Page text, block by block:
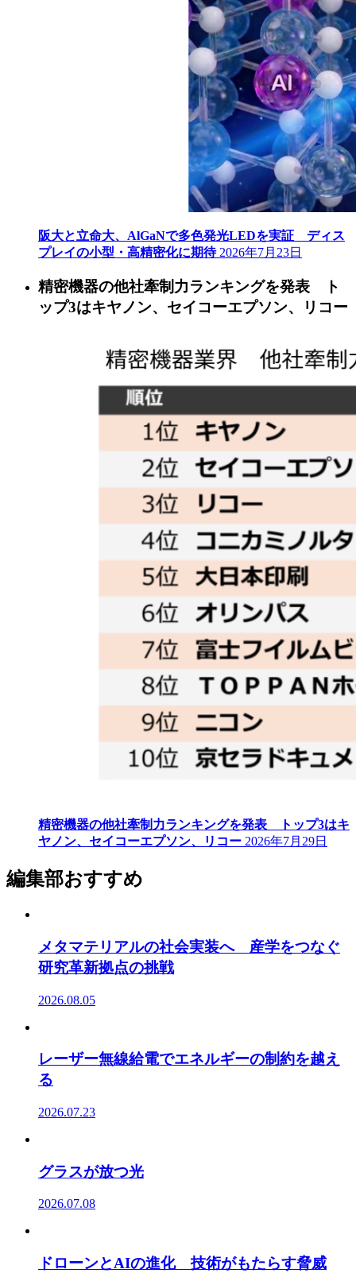
阪大と立命大、AlGaNで多色発光LEDを実証 ディス
プレイの小型・高精密化に期待 2026年7月23日
精密機器の他社牽制力ランキングを発表 ト
ップ3はキヤノン、セイコーエプソン、リコー
精密機器の他社牽制力ランキングを発表 トップ3はキ
ヤノン、セイコーエプソン、リコー 2026年7月29日
編集部おすすめ
メタマテリアルの社会実装へ 産学をつなぐ
研究革新拠点の挑戦
2026.08.05
レーザー無線給電でエネルギーの制約を越え
る
2026.07.23
グラスが放つ光
2026.07.08
ドローンとAIの進化 技術がもたらす脅威